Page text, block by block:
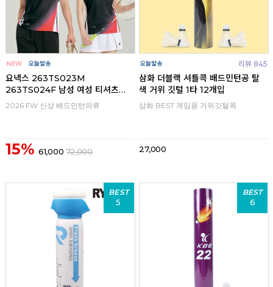
요넥스 263TS023M
263TS024F 남성 여성 티셔츠
26FW
2026 FW 신상 배드민턴의류
15% 61,000 72,000
리뷰 845
삼화 더블랙 셔틀콕 배드민턴공 탈
색 거위 깃털 1타 12개입
삼화 BEST 게임용 거위깃털콕
27,000
BEST
5
BEST
6